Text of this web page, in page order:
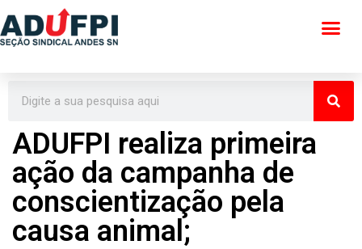
Pular
conteúdo
ADUFPI realiza primeira
ação da campanha de
conscientização pela
causa animal;